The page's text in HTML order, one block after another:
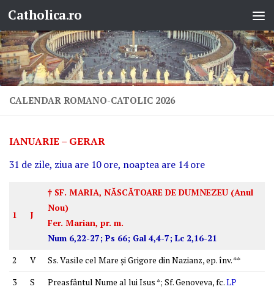
Skip to content
Catholica.ro
CALENDAR ROMANO-CATOLIC 2026
IANUARIE – GERAR
31 de zile, ziua are 10 ore, noaptea are 14 ore
1 J
† SF. MARIA, NĂSCĂTOARE DE DUMNEZEU (Anul
Nou)
Fer. Marian, pr. m.
Num 6,22-27; Ps 66; Gal 4,4-7; Lc 2,16-21
2
V
Ss. Vasile cel Mare şi Grigore din Nazianz, ep. înv. **
3
S Preasfântul Nume al lui Isus *; Sf. Genoveva, fc.LP